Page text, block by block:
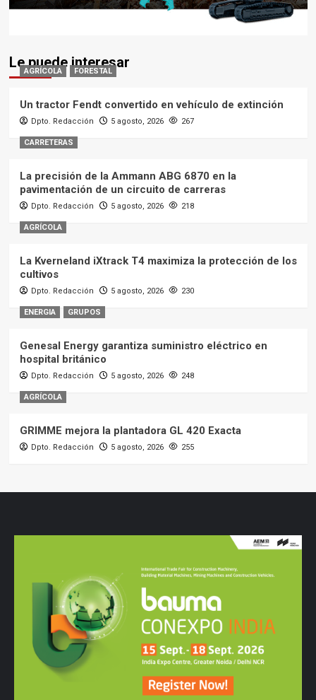
Le puede interesar
AGRÍCOLA FORESTAL
Un tractor Fendt convertido en vehículo de extinción
Dpto. Redacción 5 agosto, 2026 267
CARRETERAS
La precisión de la Ammann ABG 6870 en la
pavimentación de un circuito de carreras
Dpto. Redacción 5 agosto, 2026 218
AGRÍCOLA
La Kverneland iXtrack T4 maximiza la protección de los
cultivos
Dpto. Redacción 5 agosto, 2026 230
ENERGIA GRUPOS
Genesal Energy garantiza suministro eléctrico en
hospital británico
Dpto. Redacción 5 agosto, 2026 248
AGRÍCOLA
GRIMME mejora la plantadora GL 420 Exacta
Dpto. Redacción 5 agosto, 2026 255